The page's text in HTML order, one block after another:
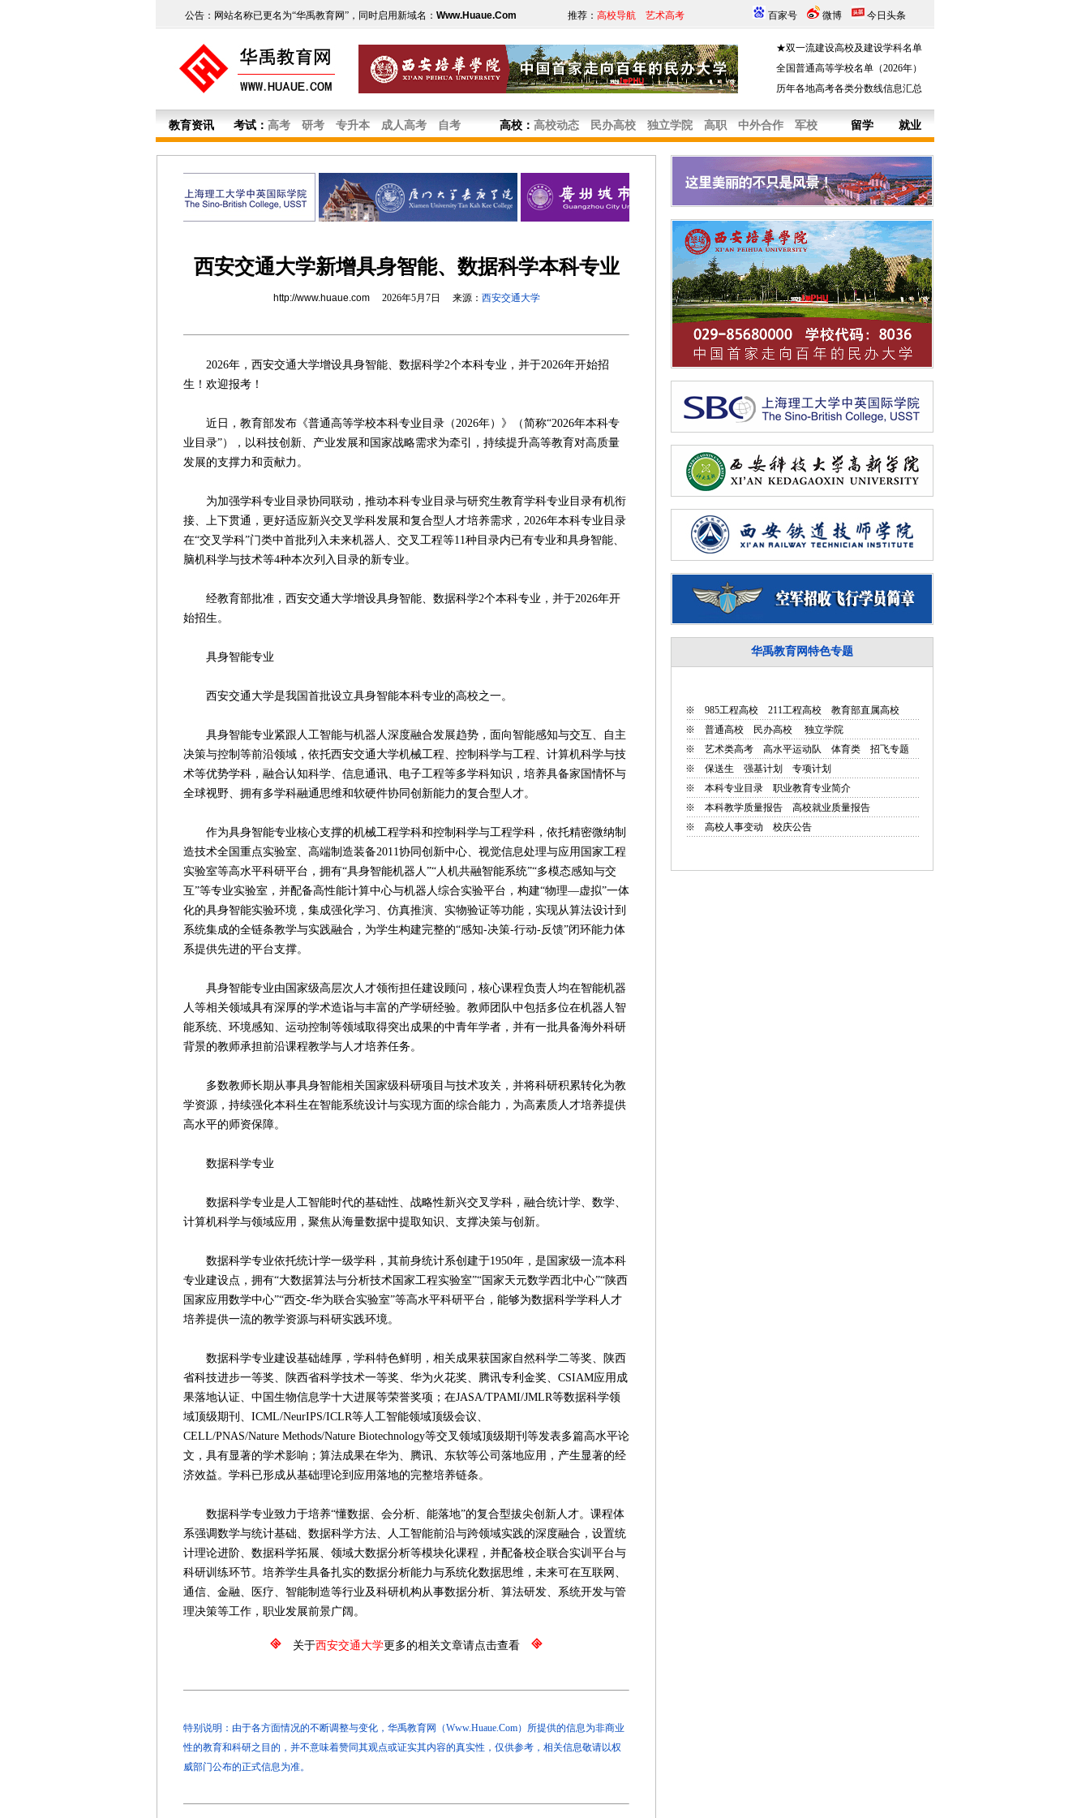
公告：网站名称已更名为“华禹教育网”，同时启用新域名： Www.Huaue.Com 推荐： 高校导航 艺术高考 百家号 微博 今日头条
★双一流建设高校及建设学科名单
全国普通高等学校名单（2026年）
历年各地高考各类分数线信息汇总
教育资讯 考试： 高考 研考 专升本 成人高考 自考 高校： 高校动态 民办高校 独立学院 高职 中外合作 军校 留学 就业
西安交通大学新增具身智能、数据科学本科专业
http://www.huaue.com2026年5月7日 来源： 西安交通大学
2026年，西安交通大学增设具身智能、数据科学2个本科专业，并于2026年开始招
生！欢迎报考！
近日，教育部发布《普通高等学校本科专业目录（2026年）》（简称“2026年本科专
业目录”），以科技创新、产业发展和国家战略需求为牵引，持续提升高等教育对高质量
发展的支撑力和贡献力。
为加强学科专业目录协同联动，推动本科专业目录与研究生教育学科专业目录有机衔
接、上下贯通，更好适应新兴交叉学科发展和复合型人才培养需求，2026年本科专业目录
在“交叉学科”门类中首批列入未来机器人、交叉工程等11种目录内已有专业和具身智能、
脑机科学与技术等4种本次列入目录的新专业。
经教育部批准，西安交通大学增设具身智能、数据科学2个本科专业，并于2026年开
始招生。
具身智能专业
西安交通大学是我国首批设立具身智能本科专业的高校之一。
具身智能专业紧跟人工智能与机器人深度融合发展趋势，面向智能感知与交互、自主
决策与控制等前沿领域，依托西安交通大学机械工程、控制科学与工程、计算机科学与技
术等优势学科，融合认知科学、信息通讯、电子工程等多学科知识，培养具备家国情怀与
全球视野、拥有多学科融通思维和软硬件协同创新能力的复合型人才。
作为具身智能专业核心支撑的机械工程学科和控制科学与工程学科，依托精密微纳制
造技术全国重点实验室、高端制造装备2011协同创新中心、视觉信息处理与应用国家工程
实验室等高水平科研平台，拥有“具身智能机器人”“人机共融智能系统”“多模态感知与交
互”等专业实验室，并配备高性能计算中心与机器人综合实验平台，构建“物理—虚拟”一体
化的具身智能实验环境，集成强化学习、仿真推演、实物验证等功能，实现从算法设计到
系统集成的全链条教学与实践融合，为学生构建完整的“感知-决策-行动-反馈”闭环能力体
系提供先进的平台支撑。
具身智能专业由国家级高层次人才领衔担任建设顾问，核心课程负责人均在智能机器
人等相关领域具有深厚的学术造诣与丰富的产学研经验。教师团队中包括多位在机器人智
能系统、环境感知、运动控制等领域取得突出成果的中青年学者，并有一批具备海外科研
背景的教师承担前沿课程教学与人才培养任务。
多数教师长期从事具身智能相关国家级科研项目与技术攻关，并将科研积累转化为教
学资源，持续强化本科生在智能系统设计与实现方面的综合能力，为高素质人才培养提供
高水平的师资保障。
数据科学专业
数据科学专业是人工智能时代的基础性、战略性新兴交叉学科，融合统计学、数学、
计算机科学与领域应用，聚焦从海量数据中提取知识、支撑决策与创新。
数据科学专业依托统计学一级学科，其前身统计系创建于1950年，是国家级一流本科
专业建设点，拥有“大数据算法与分析技术国家工程实验室”“国家天元数学西北中心”“陕西
国家应用数学中心”“西交-华为联合实验室”等高水平科研平台，能够为数据科学学科人才
培养提供一流的教学资源与科研实践环境。
数据科学专业建设基础雄厚，学科特色鲜明，相关成果获国家自然科学二等奖、陕西
省科技进步一等奖、陕西省科学技术一等奖、华为火花奖、腾讯专利金奖、CSIAM应用成
果落地认证、中国生物信息学十大进展等荣誉奖项；在JASA/TPAMI/JMLR等数据科学领
域顶级期刊、ICML/NeurIPS/ICLR等人工智能领域顶级会议、
CELL/PNAS/Nature Methods/Nature Biotechnology等交叉领域顶级期刊等发表多篇高水平论
文，具有显著的学术影响；算法成果在华为、腾讯、东软等公司落地应用，产生显著的经
济效益。学科已形成从基础理论到应用落地的完整培养链条。
数据科学专业致力于培养“懂数据、会分析、能落地”的复合型拔尖创新人才。课程体
系强调数学与统计基础、数据科学方法、人工智能前沿与跨领域实践的深度融合，设置统
计理论进阶、数据科学拓展、领域大数据分析等模块化课程，并配备校企联合实训平台与
科研训练环节。培养学生具备扎实的数据分析能力与系统化数据思维，未来可在互联网、
通信、金融、医疗、智能制造等行业及科研机构从事数据分析、算法研发、系统开发与管
理决策等工作，职业发展前景广阔。
关于西安交通大学更多的相关文章请点击查看
特别说明：由于各方面情况的不断调整与变化，华禹教育网（Www.Huaue.Com）所提供的信息为非商业
性的教育和科研之目的，并不意味着赞同其观点或证实其内容的真实性，仅供参考，相关信息敬请以权
威部门公布的正式信息为准。
华禹教育网特色专题
※ 985工程高校 211工程高校
教育部直属高校
※ 普通高校 民办高校
独立学院
※ 艺术类高考 高水平运动队 体育类
招飞专题
※ 保送生 强基计划
专项计划
※ 本科专业目录
职业教育专业简介
※ 本科教学质量报告
高校就业质量报告
※ 高校人事变动 校庆公告